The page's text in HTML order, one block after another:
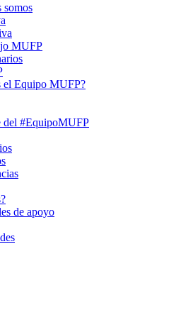
somos
MUFP
el Equipo MUFP?
del #EquipoMUFP
de apoyo